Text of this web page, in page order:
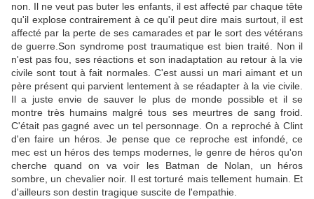
non. Il ne veut pas buter les enfants, il est affecté par chaque tête
qu'il explose contrairement à ce qu'il peut dire mais surtout, il est
affecté par la perte de ses camarades et par le sort des vétérans
de guerre.Son syndrome post traumatique est bien traité. Non il
n'est pas fou, ses réactions et son inadaptation au retour à la vie
civile sont tout à fait normales. C'est aussi un mari aimant et un
père présent qui parvient lentement à se réadapter à la vie civile.
Il a juste envie de sauver le plus de monde possible et il se
montre très humains malgré tous ses meurtres de sang froid.
C'était pas gagné avec un tel personnage. On a reproché à Clint
d'en faire un héros. Je pense que ce reproche est infondé, ce
mec est un héros des temps modernes, le genre de héros qu'on
cherche quand on va voir les Batman de Nolan, un héros
sombre, un chevalier noir. Il est torturé mais tellement humain. Et
d'ailleurs son destin tragique suscite de l'empathie.